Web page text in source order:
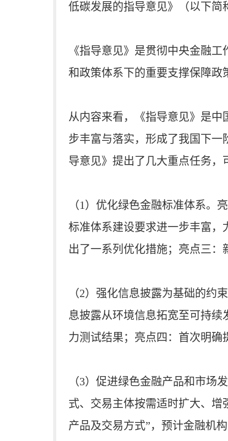
低碳发展的指导意见》（以下简
《指导意见》是贯彻中央金融
和政策体系下的重要支撑保障政
从内容来看，《指导意见》是中
步丰富与落实，形成了我国下
导意见》提出了几大重点任务，
（1）优化绿色金融标准体系。
标准体系建设要求进一步丰富，
出了一系列优化措施；亮点三：
（2）强化信息披露为基础的约
息披露从环境信息拓宽至可持
力测试结果；亮点四：首次明确
（3）促进绿色金融产品和市场
式、交易主体按需适时扩大、
产品及交易方式”，预计金融机